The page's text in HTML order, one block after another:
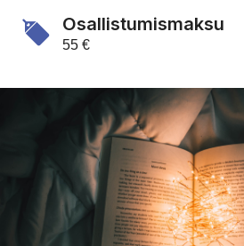
Osallistumismaksu
55 €